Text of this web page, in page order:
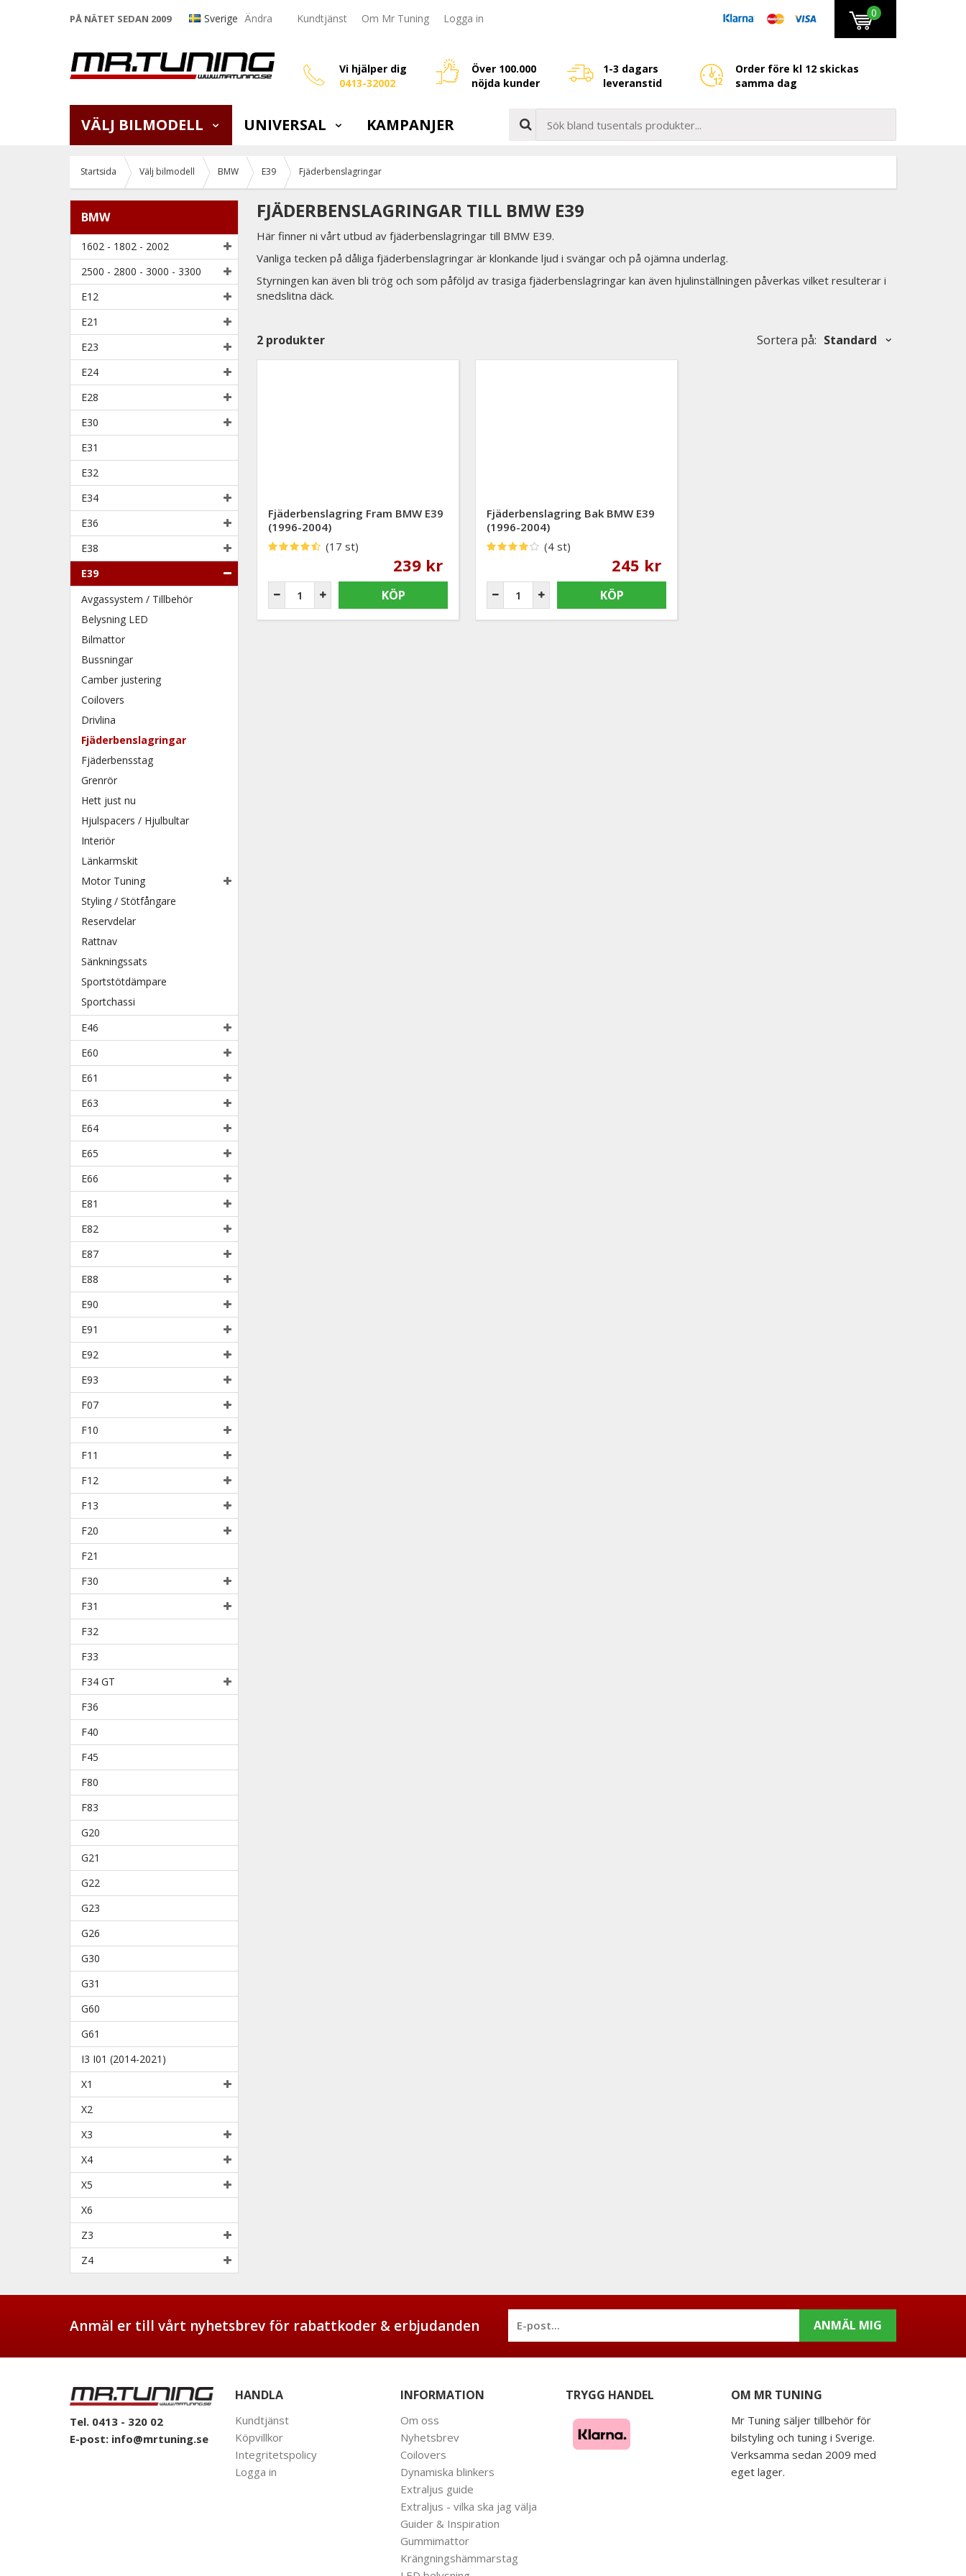
PÅ NÄTET SEDAN 2009 Sverige Ändra Kundtjänst Om Mr Tuning Logga in 0
Vi hjälper dig
0413-32002
Över 100.000
nöjda kunder
1-3 dagars
leveranstid
Order före kl 12 skickas
samma dag
VÄLJ BILMODELL UNIVERSAL KAMPANJER
Startsida Välj bilmodell BMW E39 Fjäderbenslagringar
BMW
1602 - 1802 - 2002
2500 - 2800 - 3000 - 3300
E12
E21
E23
E24
E28
E30
E31
E32
E34
E36
E38
E39
Avgassystem / Tillbehör
Belysning LED
Bilmattor
Bussningar
Camber justering
Coilovers
Drivlina
Fjäderbenslagringar
Fjäderbensstag
Grenrör
Hett just nu
Hjulspacers / Hjulbultar
Interiör
Länkarmskit
Motor Tuning
Styling / Stötfångare
Reservdelar
Rattnav
Sänkningssats
Sportstötdämpare
Sportchassi
E46
E60
E61
E63
E64
E65
E66
E81
E82
E87
E88
E90
E91
E92
E93
F07
F10
F11
F12
F13
F20
F21
F30
F31
F32
F33
F34 GT
F36
F40
F45
F80
F83
G20
G21
G22
G23
G26
G30
G31
G60
G61
I3 I01 (2014-2021)
X1
X2
X3
X4
X5
X6
Z3
Z4
FJÄDERBENSLAGRINGAR TILL BMW E39
Här finner ni vårt utbud av fjäderbenslagringar till BMW E39.
Vanliga tecken på dåliga fjäderbenslagringar är klonkande ljud i svängar och på ojämna underlag.
Styrningen kan även bli trög och som påföljd av trasiga fjäderbenslagringar kan även hjulinställningen påverkas vilket resulterar i
snedslitna däck.
2 produkter Sortera på: Standard
Fjäderbenslagring Fram BMW E39
(1996-2004)
(17 st)
239 kr
KÖP
Fjäderbenslagring Bak BMW E39
(1996-2004)
(4 st)
245 kr
KÖP
Anmäl er till vårt nyhetsbrev för rabattkoder & erbjudanden ANMÄL MIG
Tel. 0413 - 320 02
E-post: info@mrtuning.se
HANDLA
Kundtjänst
Köpvillkor
Integritetspolicy
Logga in
INFORMATION
Om oss
Nyhetsbrev
Coilovers
Dynamiska blinkers
Extraljus guide
Extraljus - vilka ska jag välja
Guider & Inspiration
Gummimattor
Krängningshämmarstag
TRYGG HANDEL OM MR TUNING
Mr Tuning säljer tillbehör för
bilstyling och tuning i Sverige.
Verksamma sedan 2009 med
eget lager.